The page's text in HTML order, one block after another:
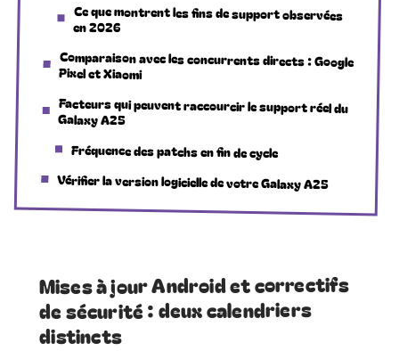
Ce que montrent les fins de support observées
en 2026
Comparaison avec les concurrents directs : Google
Pixel et Xiaomi
Facteurs qui peuvent raccourcir le support réel du
Galaxy A25
Fréquence des patchs en fin de cycle
Vérifier la version logicielle de votre Galaxy A25
Mises à jour Android et correctifs
de sécurité : deux calendriers
distincts